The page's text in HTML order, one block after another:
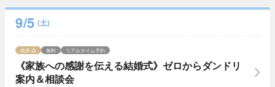
9/5 (土)
《家族への感謝を伝える結婚式》ゼロからダンドリ
案内＆相談会
残席 無料 リアルタイム予約